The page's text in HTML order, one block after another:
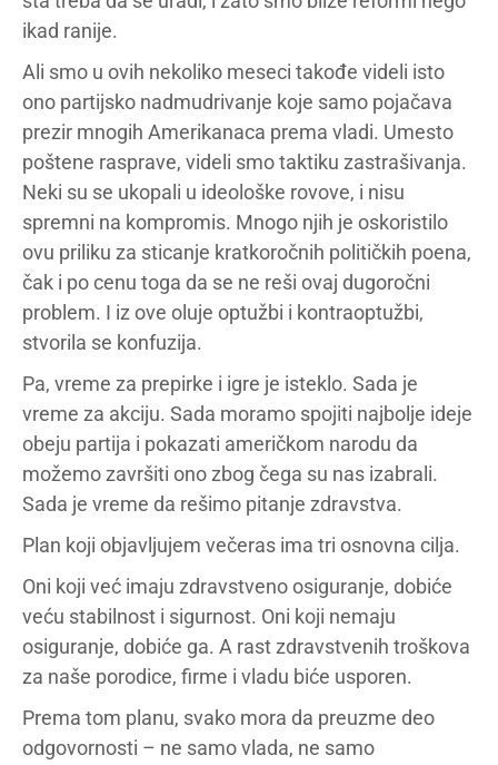
ikad ranije.
Ali smo u ovih nekoliko meseci takođe videli isto
ono partijsko nadmudrivanje koje samo pojačava
prezir mnogih Amerikanaca prema vladi. Umesto
poštene rasprave, videli smo taktiku zastrašivanja.
Neki su se ukopali u ideološke rovove, i nisu
spremni na kompromis. Mnogo njih je oskoristilo
ovu priliku za sticanje kratkoročnih političkih poena,
čak i po cenu toga da se ne reši ovaj dugoročni
problem. I iz ove oluje optužbi i kontraoptužbi,
stvorila se konfuzija.
Pa, vreme za prepirke i igre je isteklo. Sada je
vreme za akciju. Sada moramo spojiti najbolje ideje
obeju partija i pokazati američkom narodu da
možemo završiti ono zbog čega su nas izabrali.
Sada je vreme da rešimo pitanje zdravstva.
Plan koji objavljujem večeras ima tri osnovna cilja.
Oni koji već imaju zdravstveno osiguranje, dobiće
veću stabilnost i sigurnost. Oni koji nemaju
osiguranje, dobiće ga. A rast zdravstvenih troškova
za naše porodice, firme i vladu biće usporen.
Prema tom planu, svako mora da preuzme deo
odgovornosti – ne samo vlada, ne samo